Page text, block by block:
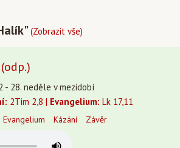
(Zobrazit vše)
- 28. neděle v mezidobí
2Tim 2,8 | Evangelium: Lk 17,11
Evangelium Kázání Závěr